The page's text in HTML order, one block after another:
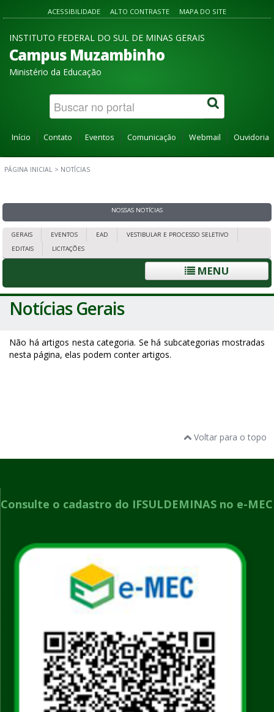
ACESSIBILIDADE ALTO CONTRASTE MAPA DO SITE
INSTITUTO FEDERAL DO SUL DE MINAS GERAIS
Campus Muzambinho
Ministério da Educação
Início Contato Eventos Comunicação Webmail Ouvidoria
PÁGINA INICIAL > NOTÍCIAS
NOSSAS NOTÍCIAS
GERAIS EVENTOS EAD
VESTIBULAR E PROCESSO SELETIVO
EDITAIS
LICITAÇÕES
MENU
Notícias Gerais
Não há artigos nesta categoria. Se há subcategorias mostradas
nesta página, elas podem conter artigos.
Voltar para o topo
Consulte o cadastro do IFSULDEMINAS no e-MEC